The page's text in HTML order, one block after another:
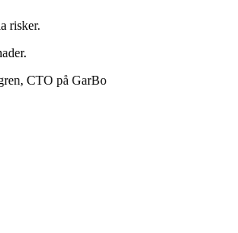
risker.
CTO på GarBo